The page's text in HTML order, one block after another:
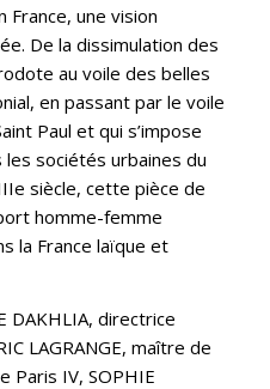
France, une vision
De la dissimulation des
au voile des belles
en passant par le voile
Paul et qui s’impose
sociétés urbaines du
siècle, cette pièce de
homme-femme
la France laïque et
DAKHLIA, directrice
LAGRANGE, maître de
Paris IV, SOPHIE